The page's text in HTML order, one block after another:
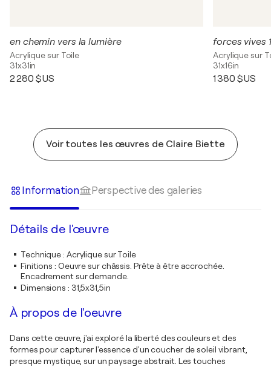
en chemin vers la lumière
Acrylique sur Toile
31x31in
2 280 $US
forces vives 1
Acrylique sur
31x16in
1 380 $US
Voir toutes les œuvres de Claire Biette
Information Perspective des galeries
Détails de l'œuvre
Technique: Acrylique sur Toile
Finitions : Oeuvre sur châssis. Prête à être accrochée.
Encadrement sur demande.
Dimensions : 31,5x31,5in
À propos de l'oeuvre
Dans cette œuvre, j'ai exploré la liberté des couleurs et des
formes pour capturer l'essence d'un coucher de soleil vibrant,
presque mystique, sur un paysage abstrait. Les touches